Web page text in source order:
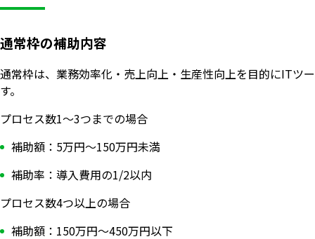
通常枠の補助内容
通常枠は、業務効率化・売上向上・生産性向上を目的にITツ
す。
プロセス数1〜3つまでの場合
補助額：5万円〜150万円未満
補助率：導入費用の1/2以内
プロセス数4つ以上の場合
補助額：150万円〜450万円以下